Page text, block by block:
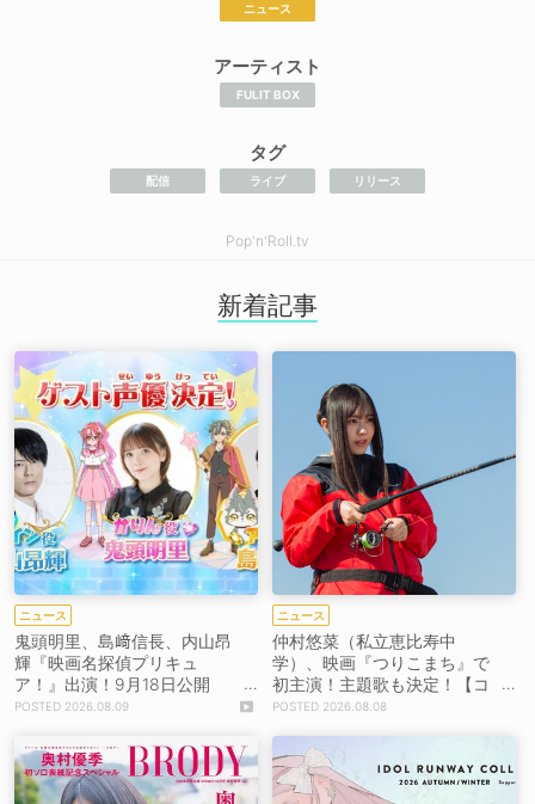
ニュース
アーティスト
FULIT BOX
タグ
配信 ライブ リリース
Pop'n'Roll.tv
新着記事
ニュース
鬼頭明里、島﨑信長、内山昂
輝『映画名探偵プリキュ
ア！』出演！9月18日公開
【コメントあり】
2026.08.09
ニュース
仲村悠菜（私立恵比寿中
学）、映画『つりこまち』で
初主演！主題歌も決定！【コ
メントあり】
2026.08.08